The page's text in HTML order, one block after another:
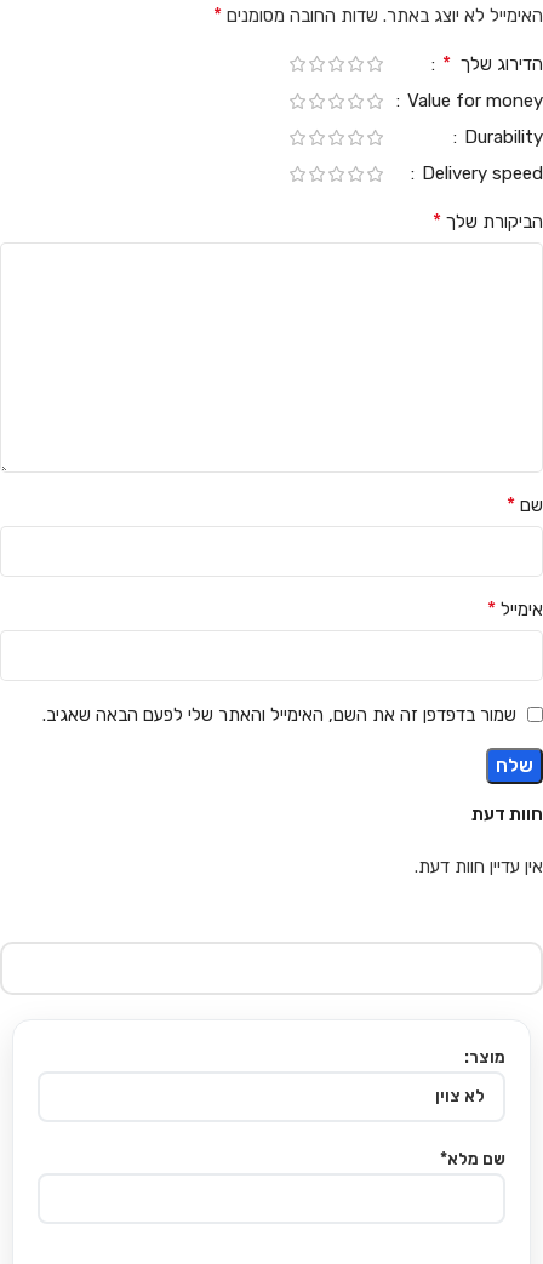
חוות דעת
אין עדיין חוות דעת.
האימייל לא יוצג באתר. שדות החובה מסומנים *
הדירוג שלך *
Value for money
Durability
Delivery speed
הביקורת שלך *
שם *
אימייל *
שמור בדפדפן זה את השם, האימייל והאתר שלי לפעם הבאה שאגיב.
מוצר:
שם מלא*